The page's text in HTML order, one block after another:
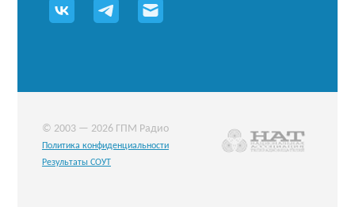
© 2003 — 2026 ГПМ Радио
Политика конфиденциальности
Результаты СОУТ